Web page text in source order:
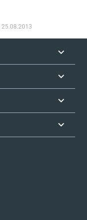
25.08.2013